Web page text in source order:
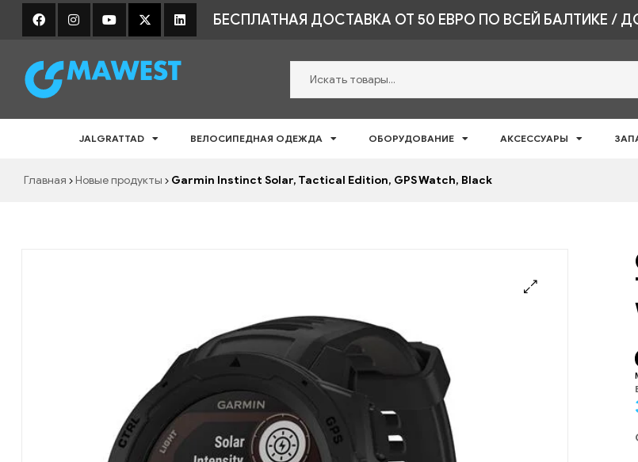
БЕСПЛАТНАЯ ДОСТАВКА ОТ 50 ЕВРО ПО ВСЕЙ БАЛТИКЕ /
Shopic
pood
JALGRATTAD ВЕЛОСИПЕДНАЯ ОДЕЖДА ОБОРУДОВАНИЕ АКСЕССУАРЫ
Главная Новые продукты Garmin Instinct Solar, Tactical Edition, GPS Watch, Black